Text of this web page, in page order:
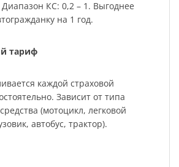
КС: 0,2 – 1. Выгоднее
на 1 год.
тариф
каждой страховой
Зависит от типа
(мотоцикл, легковой
автобус, трактор).